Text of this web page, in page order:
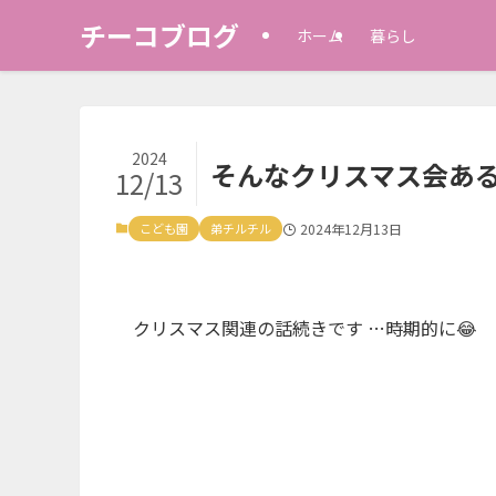
チーコブログ ホーム 暮らし
そんなクリスマス会あ
2024
12/13
こども園 弟チルチル 2024年12月13日
クリスマス関連の話続きです …時期的に😂